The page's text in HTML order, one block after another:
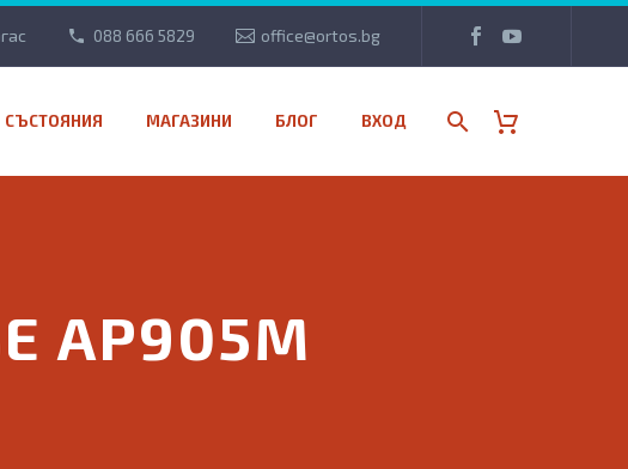
088 666 5829 office@ortos.bg
СЪСТОЯНИЯ МАГАЗИНИ БЛОГ ВХОД
AP905M